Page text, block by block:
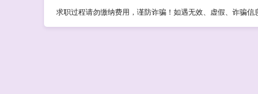
求职过程请勿缴纳费用，谨防诈骗！如遇无效、虚假、诈骗